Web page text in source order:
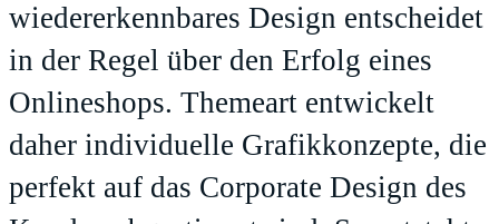
wiedererkennbares Design entscheidet
in der Regel über den Erfolg eines
Onlineshops. Themeart entwickelt
daher individuelle Grafikkonzepte, die
perfekt auf das Corporate Design des